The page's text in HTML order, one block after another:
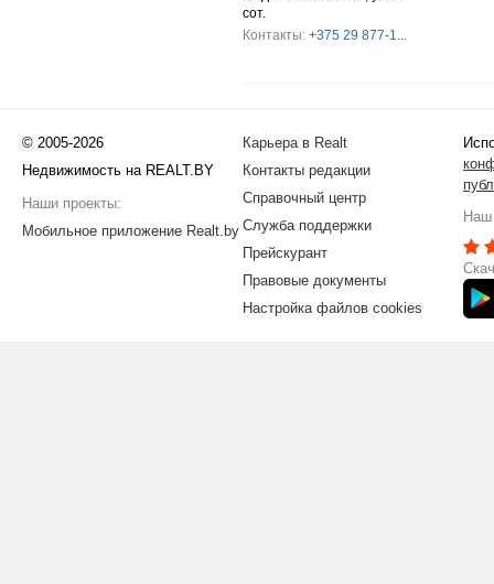
сот.
Контакты: +375 29 877-1...
© 2005-2026
Недвижимость на REALT.BY
Наши проекты:
Мобильное приложение Realt.by
Карьера в Realt
Контакты редакции
Справочный центр
Служба поддержки
Прейскурант
Правовые документы
Настройка файлов cookies
Наш